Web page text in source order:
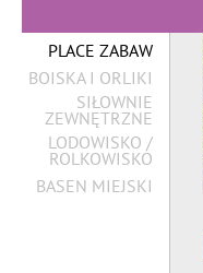
PLACE ZABAW
BOISKA I ORLIKI
SIŁOWNIE
ZEWNĘTRZNE
LODOWISKO /
ROLKOWISKO
BASEN MIEJSKI